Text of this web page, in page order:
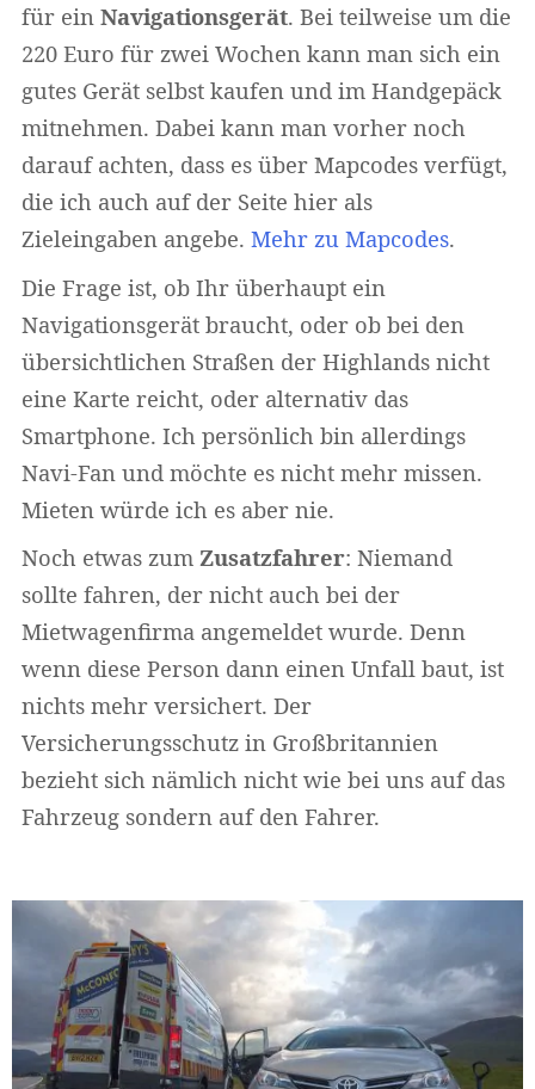
für ein Navigationsgerät. Bei teilweise um die
220 Euro für zwei Wochen kann man sich ein
gutes Gerät selbst kaufen und im Handgepäck
mitnehmen. Dabei kann man vorher noch
darauf achten, dass es über Mapcodes verfügt,
die ich auch auf der Seite hier als
Zieleingaben angebe. Mehr zu Mapcodes.
Die Frage ist, ob Ihr überhaupt ein
Navigationsgerät braucht, oder ob bei den
übersichtlichen Straßen der Highlands nicht
eine Karte reicht, oder alternativ das
Smartphone. Ich persönlich bin allerdings
Navi-Fan und möchte es nicht mehr missen.
Mieten würde ich es aber nie.
Noch etwas zum Zusatzfahrer: Niemand
sollte fahren, der nicht auch bei der
Mietwagenfirma angemeldet wurde. Denn
wenn diese Person dann einen Unfall baut, ist
nichts mehr versichert. Der
Versicherungsschutz in Großbritannien
bezieht sich nämlich nicht wie bei uns auf das
Fahrzeug sondern auf den Fahrer.